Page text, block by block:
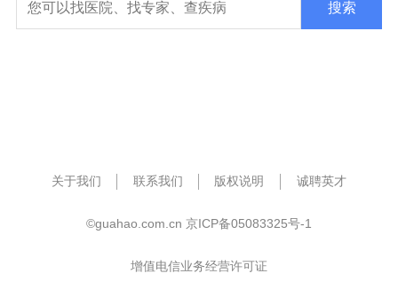
搜索
关于我们 联系我们 版权说明 诚聘英才
©guahao.com.cn 京ICP备05083325号-1
增值电信业务经营许可证